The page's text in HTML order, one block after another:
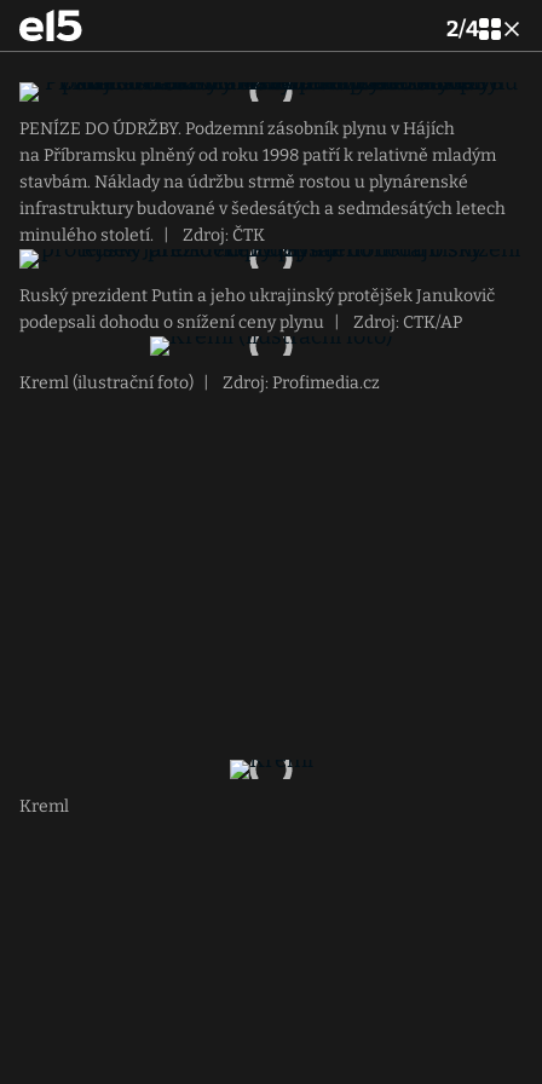
2/4
PENÍZE DO ÚDRŽBY. Podzemní zásobník plynu v Hájích
na Příbramsku plněný od roku 1998 patří k relativně mladým
stavbám. Náklady na údržbu strmě rostou u plynárenské
infrastruktury budované v šedesátých a sedmdesátých letech
minulého století.
Zdroj: ČTK
Ruský prezident Putin a jeho ukrajinský protějšek Janukovič
podepsali dohodu o snížení ceny plynu
Zdroj: CTK/AP
Kreml (ilustrační foto) Zdroj: Profimedia.cz
Kreml